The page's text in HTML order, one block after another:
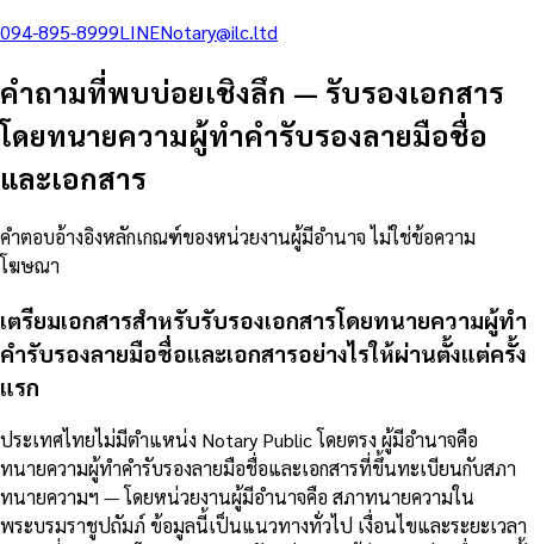
094-895-8999LINENotary@ilc.ltd
คำถามที่พบบ่อยเชิงลึก — รับรองเอกสาร
โดยทนายความผู้ทำคำรับรองลายมือชื่อ
และเอกสาร
คำตอบอ้างอิงหลักเกณฑ์ของหน่วยงานผู้มีอำนาจ ไม่ใช่ข้อความ
โฆษณา
เตรียมเอกสารสำหรับรับรองเอกสารโดยทนายความผู้ทำ
คำรับรองลายมือชื่อและเอกสารอย่างไรให้ผ่านตั้งแต่ครั้ง
แรก
ประเทศไทยไม่มีตำแหน่ง Notary Public โดยตรง ผู้มีอำนาจคือ
ทนายความผู้ทำคำรับรองลายมือชื่อและเอกสารที่ขึ้นทะเบียนกับสภา
ทนายความฯ — โดยหน่วยงานผู้มีอำนาจคือ สภาทนายความใน
พระบรมราชูปถัมภ์ ข้อมูลนี้เป็นแนวทางทั่วไป เงื่อนไขและระยะเวลา